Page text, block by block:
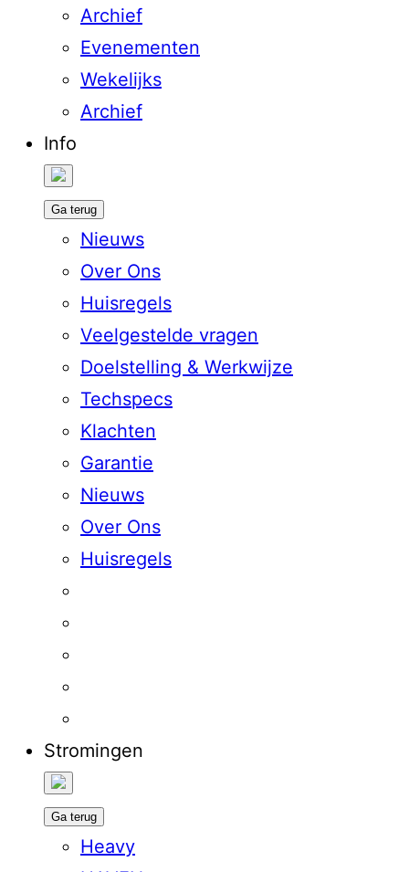
Archief
Evenementen
Wekelijks
Archief
Info
Ga terug
Nieuws
Over Ons
Huisregels
Veelgestelde vragen
Doelstelling & Werkwijze
Techspecs
Klachten
Garantie
Nieuws
Over Ons
Huisregels
Stromingen
Ga terug
Heavy